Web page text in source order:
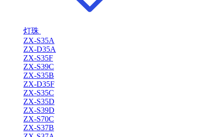
灯珠
ZX-S35A
ZX-D35A
ZX-S35F
ZX-S39C
ZX-S35B
ZX-D35F
ZX-S35C
ZX-S35D
ZX-S39D
ZX-S70C
ZX-S37B